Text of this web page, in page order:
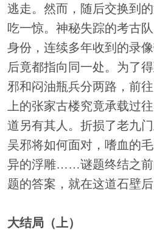
逃走。然而，随后交换到
吃一惊。神秘失踪的考古
身份，连续多年收到的录
后竟都指向同一处。为了
邪和闷油瓶兵分两路，前
上的张家古楼究竟承载过
道另有其人。折损了老九
吴邪将如何面对，嗜血的
异的浮雕……谜题终结之前
题的答案，就在这道石壁后
大结局（上）